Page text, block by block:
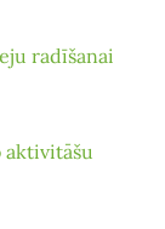
radīšanai
aktivitāšu